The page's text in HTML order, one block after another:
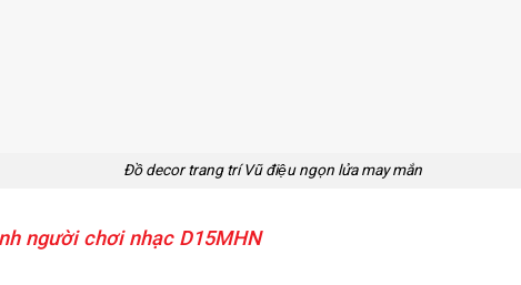
Đồ decor trang trí Vũ điệu ngọn lửa may mắn
người chơi nhạc D15MHN